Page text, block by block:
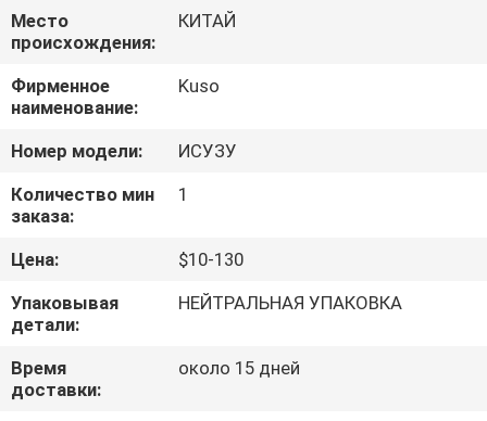
О
НАС
ПУТЕШЕСТВИЕ
ФАБРИКИ
ПРОВЕРКА
КАЧЕСТВА
СВЯЖИТЕСЬ
МЫ
Место
происхождения:
КИТАЙ
Фирменное
наименование:
Kuso
Номер модели:
ИСУЗУ
Количество мин
заказа:
1
Цена:
$10-130
Упаковывая
детали:
НЕЙТРАЛЬНАЯ УПАКОВКА
Время
доставки:
около 15 дней